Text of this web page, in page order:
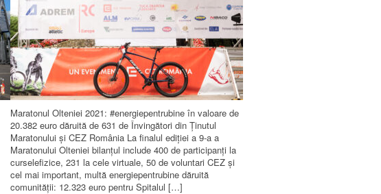
Maratonul Olteniei 2021: #energiepentrubine în valoare de
20.382 euro dăruită de 631 de Învingători din Ținutul
Maratonului și CEZ România La finalul ediției a 9-a a
Maratonului Olteniei bilanțul include 400 de participanți la
curselefizice, 231 la cele virtuale, 50 de voluntari CEZ și
cel mai important, multă energiepentrubine dăruită
comunității: 12.323 euro pentru Spitalul […]